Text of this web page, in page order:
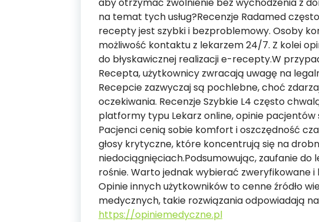
na temat tych usług?Recenzje Radamed
recepty jest szybki i bezproblemowy. Osoby
możliwość kontaktu z lekarzem 24/7. Z kolei
do błyskawicznej realizacji e-recepty.W
Recepta, użytkownicy zwracają uwagę na
Recepcie zazwyczaj są pochlebne, choć
oczekiwania. Recenzje Szybkie L4 często
platformy typu Lekarz online, opinie
Pacjenci cenią sobie komfort i oszczędność
głosy krytyczne, które koncentrują się na
niedociągnięciach.Podsumowując, zaufanie
rośnie. Warto jednak wybierać zweryfikowane i
Opinie innych użytkowników to cenne źródło
medycznych, takie rozwiązania odpowiadają
https://opiniemedyczne.pl